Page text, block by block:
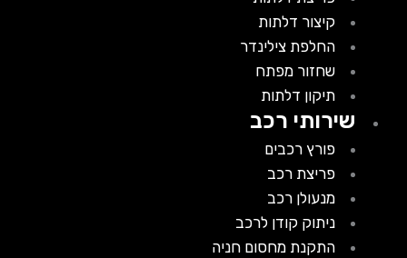
קיצור דלתות
החלפת צילינדר
שחזור מפתח
תיקון דלתות
שירותי רכב
פורץ רכבים
פריצת רכב
מנעולן רכב
ניתוק קודן לרכב
התקנת מחסום חניה